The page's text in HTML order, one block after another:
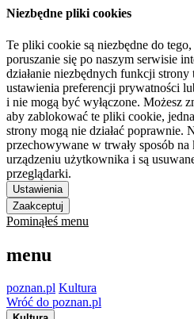
Niezbędne pliki cookies
Te pliki cookie są niezbędne do
poruszanie się po naszym serwisie
działanie niezbędnych funkcji
ustawienia preferencji prywatności
i nie mogą być wyłączone. Możesz
aby zablokować te pliki cookie,
strony mogą nie działać poprawnie.
przechowywane w trwały sposób
urządzeniu użytkownika i są
przeglądarki.
Ustawienia
Zaakceptuj
Pominąłeś menu
menu
poznan.pl Kultura
Wróć do poznan.pl